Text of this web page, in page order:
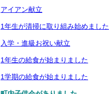
アイアン献立
1年生が清掃に取り組み始めました
入学・進級お祝い献立
1年生の給食が始まりました
1学期の給食が始まりました